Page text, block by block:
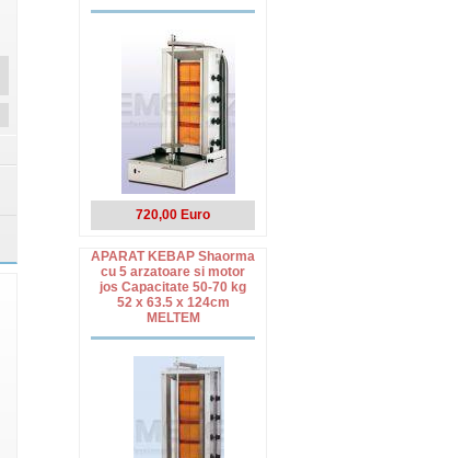
720,00 Euro
APARAT KEBAP Shaorma
cu 5 arzatoare si motor
jos Capacitate 50-70 kg
52 x 63.5 x 124cm
MELTEM